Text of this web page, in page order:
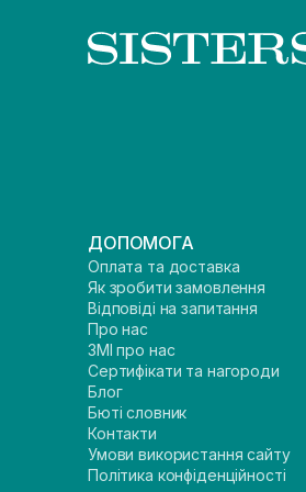
ДОПОМОГА
Оплата та доставка
Як зробити замовлення
Відповіді на запитання
Про нас
ЗМІ про нас
Сертифікати та нагороди
Блог
Бюті словник
Контакти
Умови використання сайту
Політика конфіденційності